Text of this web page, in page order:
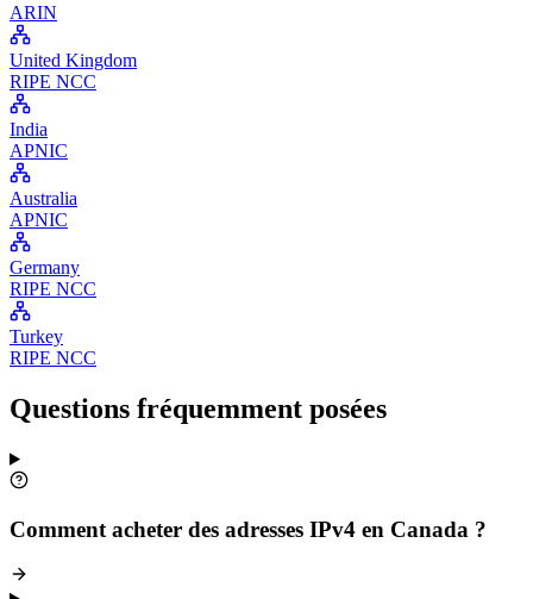
ARIN
United Kingdom
RIPE NCC
India
APNIC
Australia
APNIC
Germany
RIPE NCC
Turkey
RIPE NCC
Questions fréquemment posées
Comment acheter des adresses IPv4 en Canada ?